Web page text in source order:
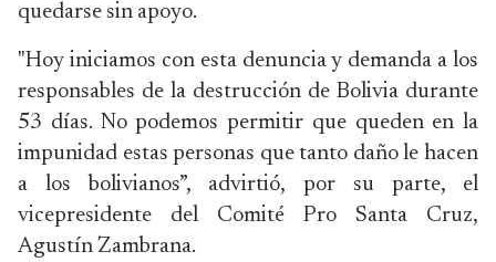
quedarse sin apoyo.
"Hoy iniciamos con esta denuncia y demanda a los
responsables de la destrucción de Bolivia durante
53 días. No podemos permitir que queden en la
impunidad estas personas que tanto daño le hacen
a los bolivianos”, advirtió, por su parte, el
vicepresidente del Comité Pro Santa Cruz,
Agustín Zambrana.